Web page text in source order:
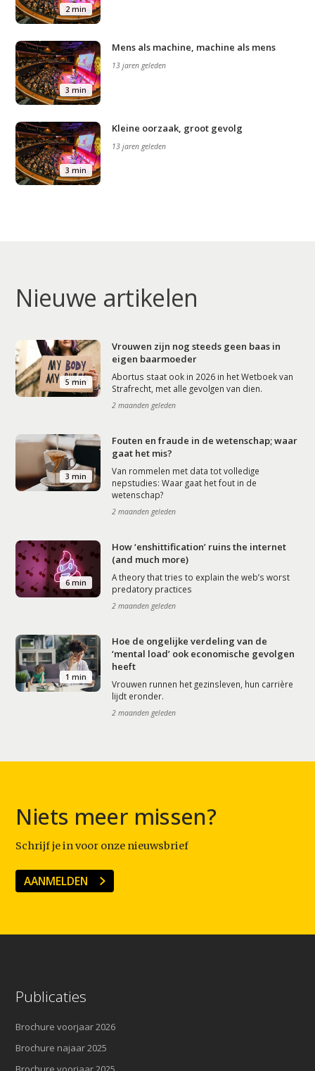
2 min
3 min
Mens als machine, machine als mens
13 jaren geleden
3 min
Kleine oorzaak, groot gevolg
13 jaren geleden
Nieuwe artikelen
5 min
Vrouwen zijn nog steeds geen baas in
eigen baarmoeder
Abortus staat ook in 2026 in het Wetboek van
Strafrecht, met alle gevolgen van dien.
2 maanden geleden
3 min
Fouten en fraude in de wetenschap; waar
gaat het mis?
Van rommelen met data tot volledige
nepstudies: Waar gaat het fout in de
wetenschap?
2 maanden geleden
6 min
How ‘enshittification’ ruins the internet
(and much more)
A theory that tries to explain the web’s worst
predatory practices
2 maanden geleden
1 min
Hoe de ongelijke verdeling van de
‘mental load’ ook economische gevolgen
heeft
Vrouwen runnen het gezinsleven, hun carrière
lijdt eronder.
2 maanden geleden
Niets meer missen?
Schrijf je in voor onze nieuwsbrief
AANMELDEN
Publicaties
Brochure voorjaar 2026
Brochure najaar 2025